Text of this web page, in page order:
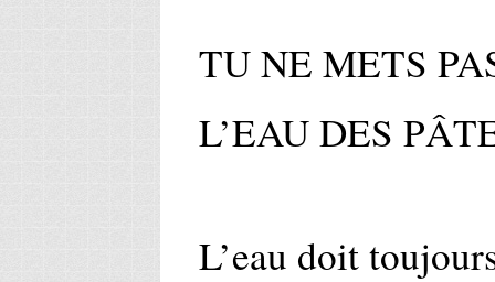
TU NE METS
L’EAU DES
L’eau doit